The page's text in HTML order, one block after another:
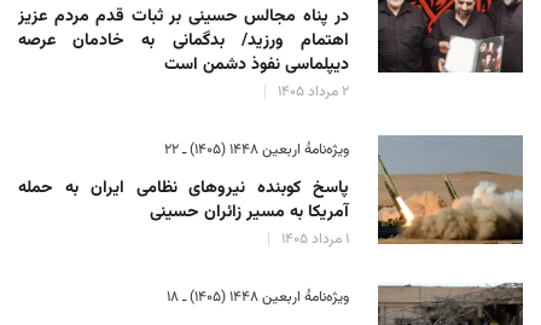
در پناه مجالس حسینی بر ثبات‌ قدم مردم عزیز
اهتمام ورزید/ بدگمانی به خادمان عرصه
دیپلماسی نفوذ دشمن است
۲ مرداد ۱۴۰۵
ویژه‌نامهٔ اربعین ۱۴۴۸ (۱۴۰۵) ـ ۲۲
پاسخ کوبنده نیروهای نظامی ایران به حمله
آمریکا به مسیر زائران حسینی
۱ مرداد ۱۴۰۵
ویژه‌نامهٔ اربعین ۱۴۴۸ (۱۴۰۵) ـ ۱۸